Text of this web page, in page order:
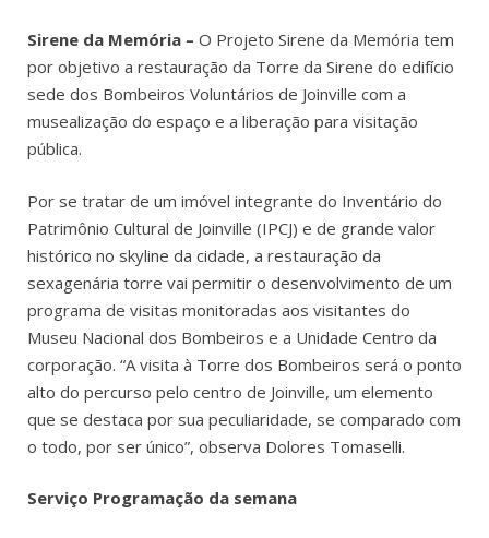
Sirene da Memória – O Projeto Sirene da Memória tem
por objetivo a restauração da Torre da Sirene do edifício
sede dos Bombeiros Voluntários de Joinville com a
musealização do espaço e a liberação para visitação
pública.
Por se tratar de um imóvel integrante do Inventário do
Patrimônio Cultural de Joinville (IPCJ) e de grande valor
histórico no skyline da cidade, a restauração da
sexagenária torre vai permitir o desenvolvimento de um
programa de visitas monitoradas aos visitantes do
Museu Nacional dos Bombeiros e a Unidade Centro da
corporação. “A visita à Torre dos Bombeiros será o ponto
alto do percurso pelo centro de Joinville, um elemento
que se destaca por sua peculiaridade, se comparado com
o todo, por ser único”, observa Dolores Tomaselli.
Serviço Programação da semana